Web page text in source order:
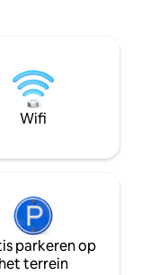
mountainbiken
Vakantiehuisje
2 p. (max. 4 p.)
Wifi
parkeren op
het terrein